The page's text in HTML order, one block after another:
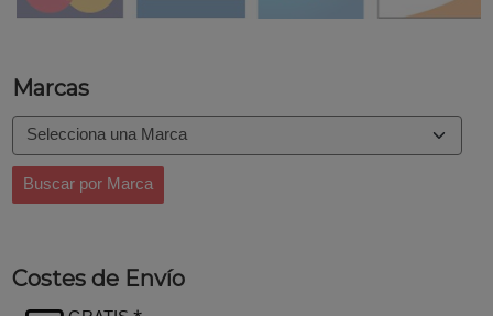
Marcas
Costes de Envío